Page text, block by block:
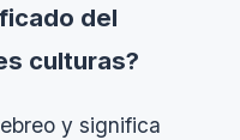
del
culturas?
y significa